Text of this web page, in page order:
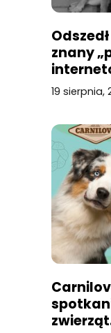
znany
19 sierpnia,